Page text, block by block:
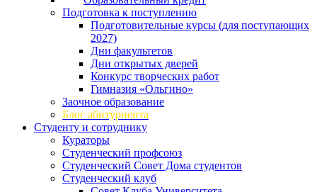
Подготовка к поступлению
Подготовительные курсы (для поступающих
2027)
Дни факультетов
Дни открытых дверей
Конкурс творческих работ
Гимназия «Ольгино»
Заочное образование
Блог абитуриента
Студенту и сотруднику
Кураторы
Студенческий профсоюз
Студенческий Совет Дома студентов
Студенческий клуб